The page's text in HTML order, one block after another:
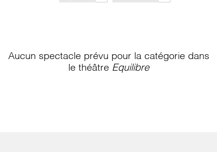
Aucun spectacle prévu pour la catégorie dans
le théâtre Equilibre